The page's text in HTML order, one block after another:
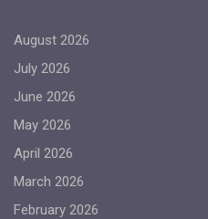
August 2026
July 2026
June 2026
May 2026
April 2026
March 2026
February 2026